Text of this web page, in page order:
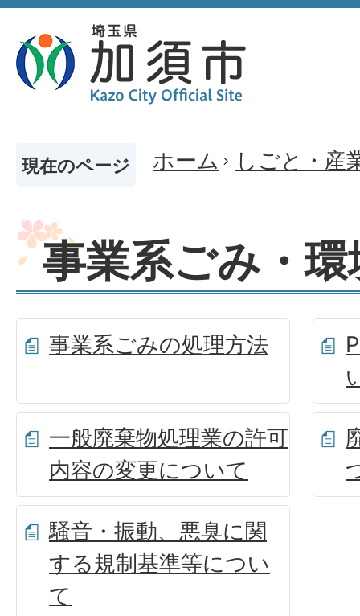
現在のページ ホーム しごと・産
事業系ごみ・環
事業系ごみの処理方法
一般廃棄物処理業の許可
内容の変更について
騒音・振動、悪臭に関
する規制基準等につい
て